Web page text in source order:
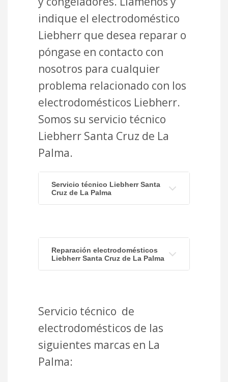
indique el electrodoméstico
Liebherr que desea reparar o
póngase en contacto con
nosotros para cualquier
problema relacionado con los
electrodomésticos Liebherr.
Somos su servicio técnico
Liebherr Santa Cruz de La
Palma.
Servicio técnico Liebherr Santa
Cruz de La Palma
Reparación electrodomésticos
Liebherr Santa Cruz de La Palma
Servicio técnico de
electrodomésticos de las
siguientes marcas en La
Palma: